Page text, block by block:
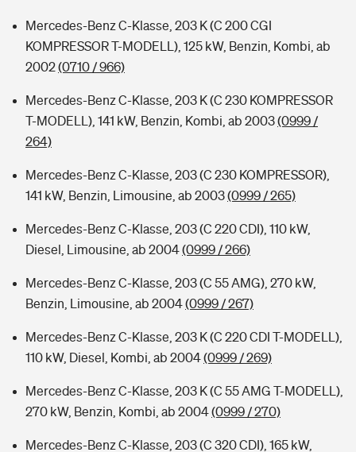
Mercedes-Benz C-Klasse, 203 K (C 200 CGI
KOMPRESSOR T-MODELL), 125 kW, Benzin, Kombi, ab
2002(0710 / 966)
Mercedes-Benz C-Klasse, 203 K (C 230 KOMPRESSOR
T-MODELL), 141 kW, Benzin, Kombi, ab 2003(0999 /
264)
Mercedes-Benz C-Klasse, 203 (C 230 KOMPRESSOR),
141 kW, Benzin, Limousine, ab 2003(0999 / 265)
Mercedes-Benz C-Klasse, 203 (C 220 CDI), 110 kW,
Diesel, Limousine, ab 2004(0999 / 266)
Mercedes-Benz C-Klasse, 203 (C 55 AMG), 270 kW,
Benzin, Limousine, ab 2004(0999 / 267)
Mercedes-Benz C-Klasse, 203 K (C 220 CDI T-MODELL),
110 kW, Diesel, Kombi, ab 2004(0999 / 269)
Mercedes-Benz C-Klasse, 203 K (C 55 AMG T-MODELL),
270 kW, Benzin, Kombi, ab 2004(0999 / 270)
Mercedes-Benz C-Klasse, 203 (C 320 CDI), 165 kW,